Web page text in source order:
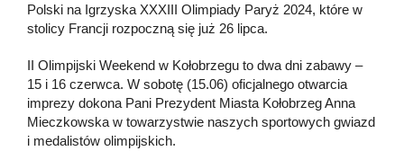
Polski na Igrzyska XXXIII Olimpiady Paryż 2024, które w
stolicy Francji rozpoczną się już 26 lipca.
II Olimpijski Weekend w Kołobrzegu to dwa dni zabawy –
15 i 16 czerwca. W sobotę (15.06) oficjalnego otwarcia
imprezy dokona Pani Prezydent Miasta Kołobrzeg Anna
Mieczkowska w towarzystwie naszych sportowych gwiazd
i medalistów olimpijskich.